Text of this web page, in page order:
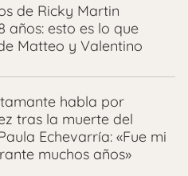
de Ricky Martin
años: esto es lo que
Matteo y Valentino
habla por
tras la muerte del
Echevarría: «Fue mi
muchos años»